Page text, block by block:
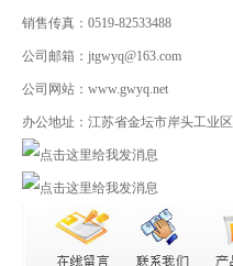
销售传真：0519-82533488
公司邮箱：jtgwyq@163.com
公司网站：www.gwyq.net
办公地址：江苏省金坛市岸头工业区